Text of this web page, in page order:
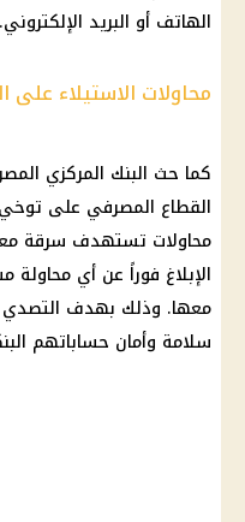
الهاتف أو البريد الإلكتروني.
محاولات الاستيلاء على
كما حث البنك المركزي
القطاع المصرفي على توخي
محاولات تستهدف سرقة
الإبلاغ فوراً عن أي محاولة
معها. وذلك بهدف التصدي
سلامة وأمان حساباتهم